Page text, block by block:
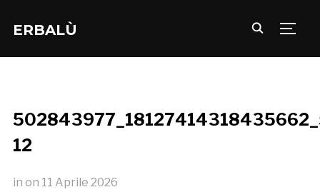
ERBALÙ
12
in on 11 Aprile 2026